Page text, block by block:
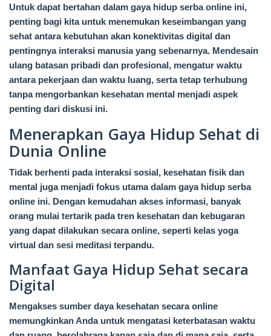
Untuk dapat bertahan dalam gaya hidup serba online ini,
penting bagi kita untuk menemukan keseimbangan yang
sehat antara kebutuhan akan konektivitas digital dan
pentingnya interaksi manusia yang sebenarnya. Mendesain
ulang batasan pribadi dan profesional, mengatur waktu
antara pekerjaan dan waktu luang, serta tetap terhubung
tanpa mengorbankan kesehatan mental menjadi aspek
penting dari diskusi ini.
Menerapkan Gaya Hidup Sehat di
Dunia Online
Tidak berhenti pada interaksi sosial, kesehatan fisik dan
mental juga menjadi fokus utama dalam gaya hidup serba
online ini. Dengan kemudahan akses informasi, banyak
orang mulai tertarik pada tren kesehatan dan kebugaran
yang dapat dilakukan secara online, seperti kelas yoga
virtual dan sesi meditasi terpandu.
Manfaat Gaya Hidup Sehat secara
Digital
Mengakses sumber daya kesehatan secara online
memungkinkan Anda untuk mengatasi keterbatasan waktu